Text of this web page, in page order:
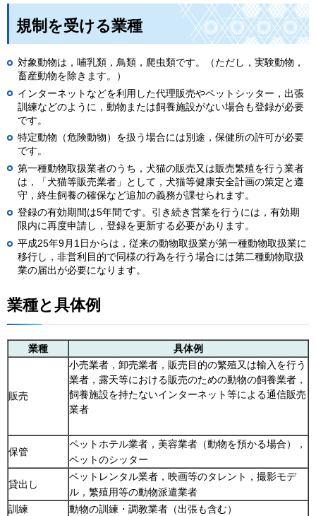
規制を受ける業種
対象動物は，哺乳類，鳥類，爬虫類です。（ただし，実験動物，
畜産動物を除きます。）
インターネットなどを利用した代理販売やペットシッター，出張
訓練などのように，動物または飼養施設がない場合も登録が必要
です。
特定動物（危険動物）を扱う場合には別途，保健所の許可が必要
です。
第一種動物取扱業者のうち，犬猫の販売又は販売繁殖を行う業者
は，「犬猫等販売業者」として，犬猫等健康安全計画の策定と遵
守，終生飼養の確保など追加の義務が課せられます。
登録の有効期間は5年間です。引き続き営業を行うには，有効期
限内に再度申請し，登録を更新する必要があります。
平成25年9月1日からは，従来の動物取扱業が第一種動物取扱業に
移行し，非営利目的で同様の行為を行う場合には第二種動物取扱
業の届出が必要になります。
業種と具体例
業種 具体例
販売
小売業者，卸売業者，販売目的の繁殖又は輸入を行う
業者，露天等における販売のための動物の飼養業者，
飼養施設を持たないインターネット等による通信販売
業者
保管
ペットホテル業者，美容業者（動物を預かる場合），
ペットのシッター
貸出し
ペットレンタル業者，映画等のタレント，撮影モデ
ル，繁殖用等の動物派遣業者
訓練
動物の訓練・調教業者（出張も含む）